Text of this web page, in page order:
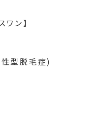
ン】
性型脱毛症)